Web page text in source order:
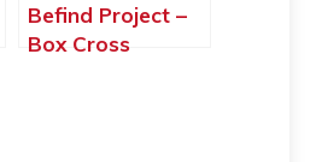
Befind Project –
Box Cross